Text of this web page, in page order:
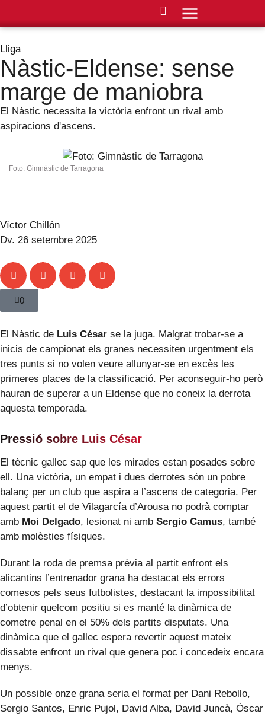
Lliga
Nàstic-Eldense: sense
marge de maniobra
El Nàstic necessita la victòria enfront un rival amb
aspiracions d'ascens.
Foto: Gimnàstic de Tarragona
Víctor Chillón
Dv. 26 setembre 2025
0
El Nàstic de Luis César se la juga. Malgrat trobar-se a
inicis de campionat els granes necessiten urgentment els
tres punts si no volen veure allunyar-se en excès les
primeres places de la classificació. Per aconseguir-ho però
hauran de superar a un Eldense que no coneix la derrota
aquesta temporada.
Pressió sobre Luis César
El tècnic gallec sap que les mirades estan posades sobre
ell. Una victòria, un empat i dues derrotes són un pobre
balanç per un club que aspira a l’ascens de categoria. Per
aquest partit el de Vilagarcía d’Arousa no podrà comptar
amb Moi Delgado, lesionat ni amb Sergio Camus, també
amb molèsties físiques.
Durant la roda de premsa prèvia al partit enfront els
alicantins l’entrenador grana ha destacat els errors
comesos pels seus futbolistes, destacant la impossibilitat
d’obtenir quelcom positiu si es manté la dinàmica de
cometre penal en el 50% dels partits disputats. Una
dinàmica que el gallec espera revertir aquest mateix
dissabte enfront un rival que genera poc i concedeix encara
menys.
Un possible onze grana seria el format per Dani Rebollo,
Sergio Santos, Enric Pujol, David Alba, David Juncà, Òscar